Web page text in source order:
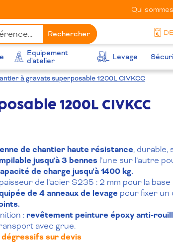
Qui
Rechercher
Equipement
d'atelier
Levage
à gravats superposable 1200L CIVKCC
1200L CIVKCC
de chantier haute résistance, durable,
jusqu’à 3 bennes l’une sur l’autre
de charge jusqu’à 1400 kg.
de l’acier S235 : 2 mm pour la
de 4 anneaux de levage pour fixer un
:revêtement peinture époxy anti-
avec grue.
dégressifs sur devis